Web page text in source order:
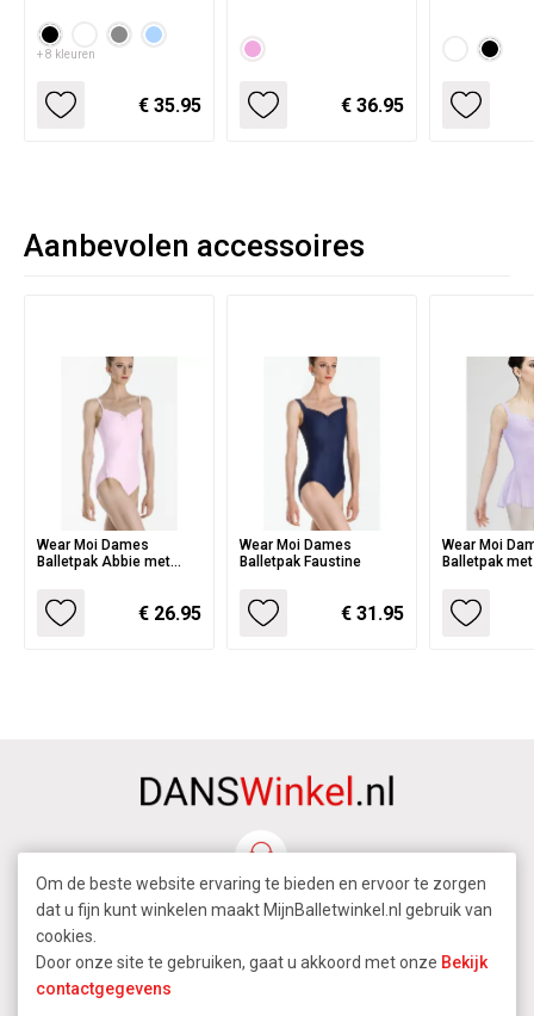
+ 8 kleuren
€ 35.95 € 36.95
Aanbevolen accessoires
Wear Moi Dames
Balletpak Abbie met
Pinch
€ 26.95
Wear Moi Dames
Balletpak Faustine
€ 31.95
Wear Moi
Balletpak
Om de beste website ervaring te bieden en ervoor te zorgen
dat u fijn kunt winkelen maakt MijnBalletwinkel.nl gebruik van
cookies.
Door onze site te gebruiken, gaat u akkoord met onze Bekijk
contactgegevens